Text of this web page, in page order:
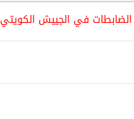
في الجييش الكويتي